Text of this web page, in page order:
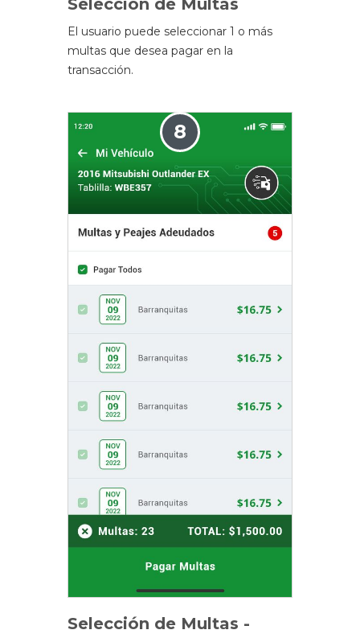
El usuario puede seleccionar 1 o más
multas que desea pagar en la
transacción.
8
Selección de Multas -